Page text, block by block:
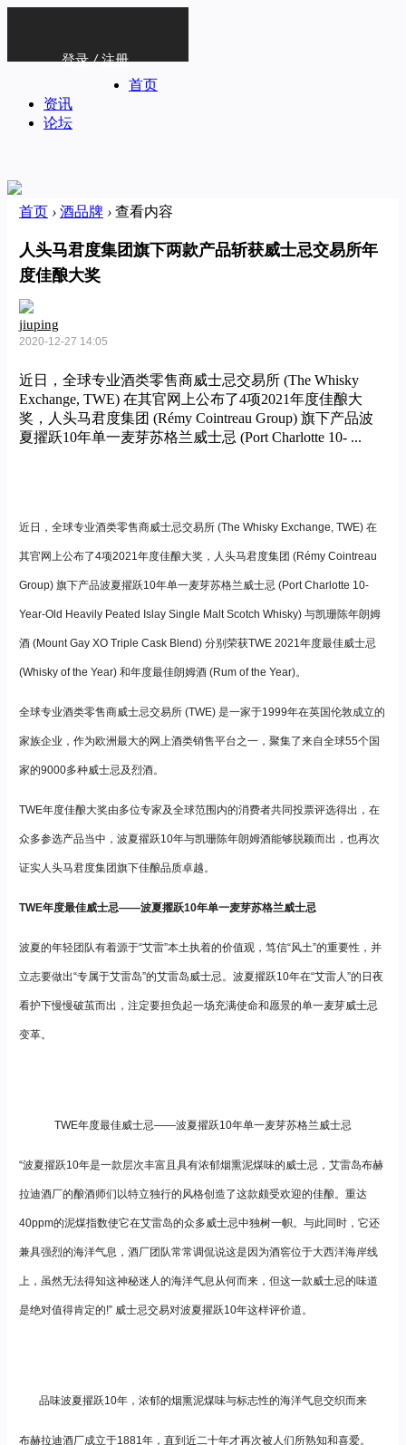
登录 / 注册
首页
资讯
论坛
首页 › 酒品牌 ›查看内容
人头马君度集团旗下两款产品斩获威士忌交易所年
度佳酿大奖
jiuping
2020-12-27 14:05
近日，全球专业酒类零售商威士忌交易所 (The Whisky
Exchange, TWE) 在其官网上公布了4项2021年度佳酿大
奖，人头马君度集团 (Rémy Cointreau Group) 旗下产品波
夏擢跃10年单一麦芽苏格兰威士忌 (Port Charlotte 10- ...
近日，全球专业酒类零售商威士忌交易所 (The Whisky Exchange, TWE) 在
其官网上公布了4项2021年度佳酿大奖，人头马君度集团 (Rémy Cointreau
Group) 旗下产品波夏擢跃10年单一麦芽苏格兰威士忌 (Port Charlotte 10-
Year-Old Heavily Peated Islay Single Malt Scotch Whisky) 与凯珊陈年朗姆
酒 (Mount Gay XO Triple Cask Blend) 分别荣获TWE 2021年度最佳威士忌
(Whisky of the Year) 和年度最佳朗姆酒 (Rum of the Year)。
全球专业酒类零售商威士忌交易所 (TWE) 是一家于1999年在英国伦敦成立的
家族企业，作为欧洲最大的网上酒类销售平台之一，聚集了来自全球55个国
家的9000多种威士忌及烈酒。
TWE年度佳酿大奖由多位专家及全球范围内的消费者共同投票评选得出，在
众多参选产品当中，波夏擢跃10年与凯珊陈年朗姆酒能够脱颖而出，也再次
证实人头马君度集团旗下佳酿品质卓越。
TWE年度最佳威士忌——波夏擢跃10年单一麦芽苏格兰威士忌
波夏的年轻团队有着源于“艾雷”本土执着的价值观，笃信“风土”的重要性，并
立志要做出“专属于艾雷岛”的艾雷岛威士忌。波夏擢跃10年在“艾雷人”的日夜
看护下慢慢破茧而出，注定要担负起一场充满使命和愿景的单一麦芽威士忌
变革。
TWE年度最佳威士忌——波夏擢跃10年单一麦芽苏格兰威士忌
“波夏擢跃10年是一款层次丰富且具有浓郁烟熏泥煤味的威士忌，艾雷岛布赫
拉迪酒厂的酿酒师们以特立独行的风格创造了这款颇受欢迎的佳酿。重达
40ppm的泥煤指数使它在艾雷岛的众多威士忌中独树一帜。与此同时，它还
兼具强烈的海洋气息，酒厂团队常常调侃说这是因为酒窖位于大西洋海岸线
上，虽然无法得知这神秘迷人的海洋气息从何而来，但这一款威士忌的味道
是绝对值得肯定的!” 威士忌交易对波夏擢跃10年这样评价道。
品味波夏擢跃10年，浓郁的烟熏泥煤味与标志性的海洋气息交织而来
布赫拉迪酒厂成立于1881年，直到近二十年才再次被人们所熟知和喜爱。